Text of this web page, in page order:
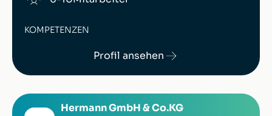
KOMPETENZEN
Profil ansehen
Hermann GmbH & Co.KG